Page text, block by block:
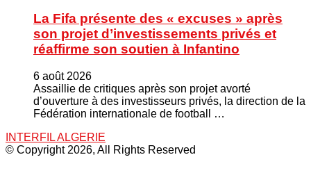
La Fifa présente des « excuses » après
son projet d’investissements privés et
réaffirme son soutien à Infantino
6 août 2026
Assaillie de critiques après son projet avorté
d’ouverture à des investisseurs privés, la direction de la
Fédération internationale de football …
INTERFIL ALGERIE
© Copyright 2026, All Rights Reserved